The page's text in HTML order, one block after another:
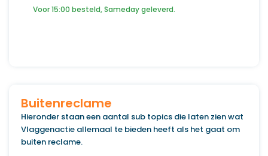
Voor 15:00 besteld, Sameday geleverd.
Buitenreclame
Hieronder staan een aantal sub topics die laten zien wat
Vlaggenactie allemaal te bieden heeft als het gaat om
buiten reclame.